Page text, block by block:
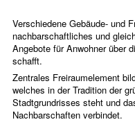
Verschiedene Gebäude- und
nachbarschaftliches und
Angebote für Anwohner über
schafft.
Zentrales Freiraumelement
welches in der Tradition der
Stadtgrundrisses steht und
Nachbarschaften verbindet.